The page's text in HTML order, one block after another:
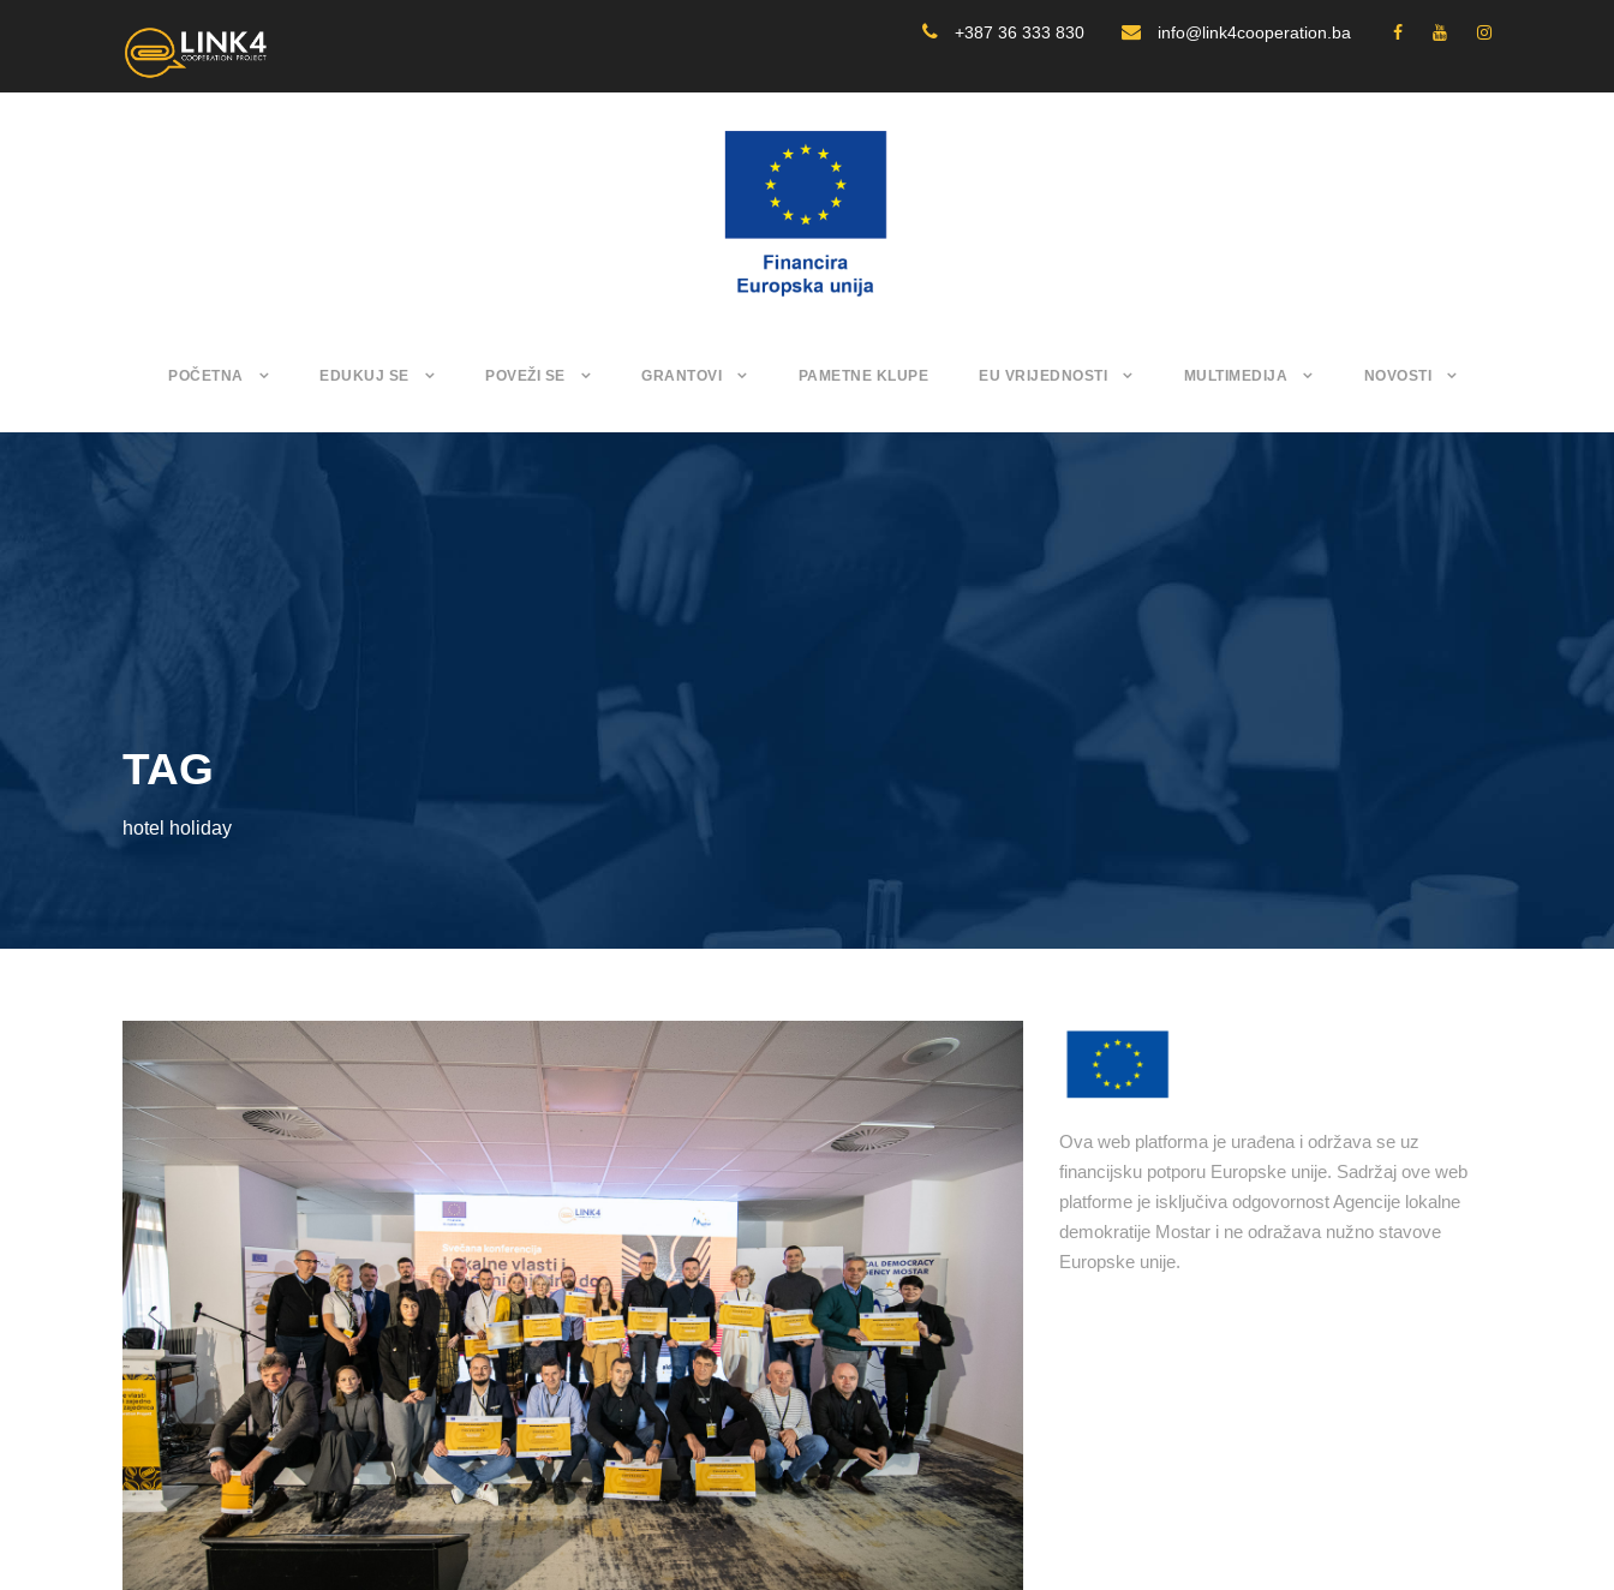
+387 36 333 830 info@link4cooperation.ba
POČETNA EDUKUJ SE POVEŽI SE GRANTOVI PAMETNE KLUPE EU VRIJEDNOSTI MULTIMEDIJA NOVOSTI
TAG
hotel holiday
Ova web platforma je urađena i održava se uz
financijsku potporu Europske unije. Sadržaj ove web
platforme je isključiva odgovornost Agencije lokalne
demokratije Mostar i ne odražava nužno stavove
Europske unije.